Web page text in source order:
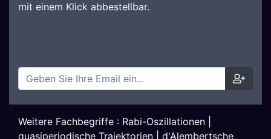
mit einem Klick abbestellbar.
Weitere Fachbegriffe : Rabi-Oszillationen
quasiperiodische Trajektorien
d'Alembertsche